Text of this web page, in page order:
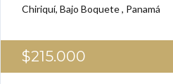
Chiriquí, Bajo Boquete , Panamá
$215.000